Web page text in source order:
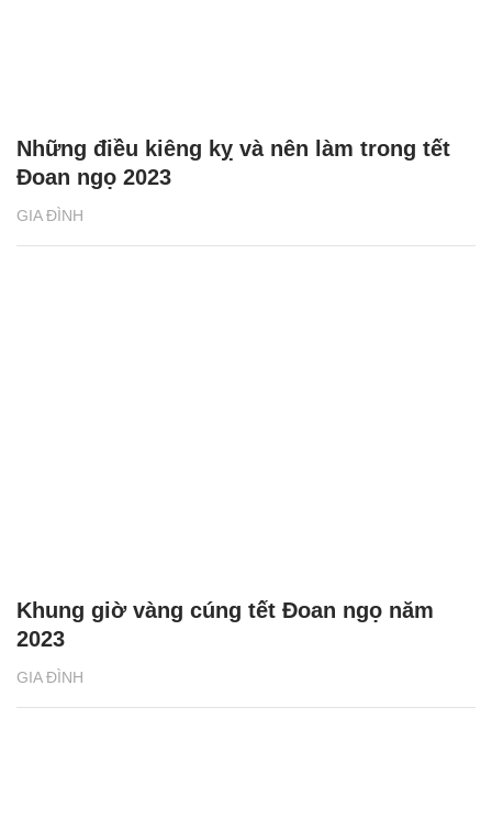
GIA ĐÌNH
Những điều kiêng kỵ và nên làm trong tết
Đoan ngọ 2023
GIA ĐÌNH
Khung giờ vàng cúng tết Đoan ngọ năm
2023